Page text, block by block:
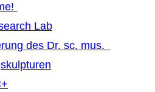
Lab
des Dr. sc. mus.